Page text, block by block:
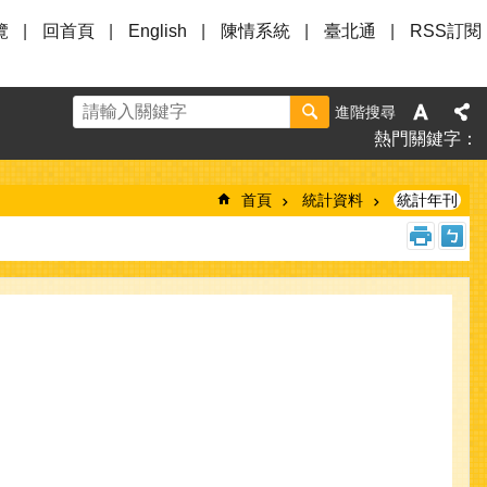
回首頁 English 陳情系統 臺北通 RSS訂閱
進階搜尋
熱門關鍵字
首頁 統計資料 統計年刊